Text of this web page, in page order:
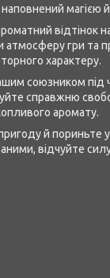
магією
відтінок
гри та
характеру.
союзником під
справжню
аромату.
й пориньте у
відчуйте